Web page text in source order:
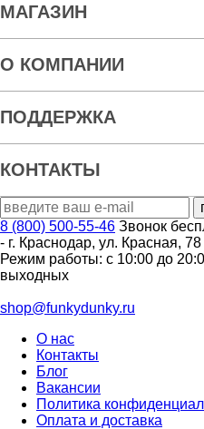
МАГАЗИН
О КОМПАНИИ
ПОДДЕРЖКА
КОНТАКТЫ
8 (800) 500-55-46 Звонок
- г. Краснодар, ул. Красная, 78
Режим работы: с 10:00 до
выходных
shop@funkydunky.ru
О нас
Контакты
Блог
Вакансии
Политика
Оплата и доставка